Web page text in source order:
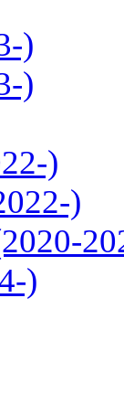
)
)
)
)
)